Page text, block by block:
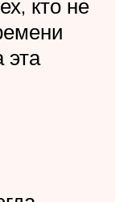
кто не
эта